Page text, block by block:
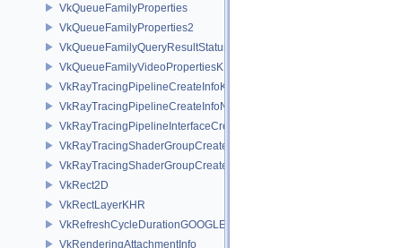
VkQueueFamilyProperties
VkQueueFamilyProperties2
VkQueueFamilyQueryResultStatusPropertiesKHR
VkQueueFamilyVideoPropertiesKHR
VkRayTracingPipelineCreateInfoKHR
VkRayTracingPipelineCreateInfoNV
VkRayTracingPipelineInterfaceCreateInfoKHR
VkRayTracingShaderGroupCreateInfoKHR
VkRayTracingShaderGroupCreateInfoNV
VkRect2D
VkRectLayerKHR
VkRefreshCycleDurationGOOGLE
VkRenderingAttachmentInfo